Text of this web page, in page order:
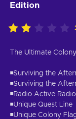
Edition
The Ultimate
◾Surviving the
◾Surviving the
◾Radio Active
◾Unique Quest Line
◾Unique Colony